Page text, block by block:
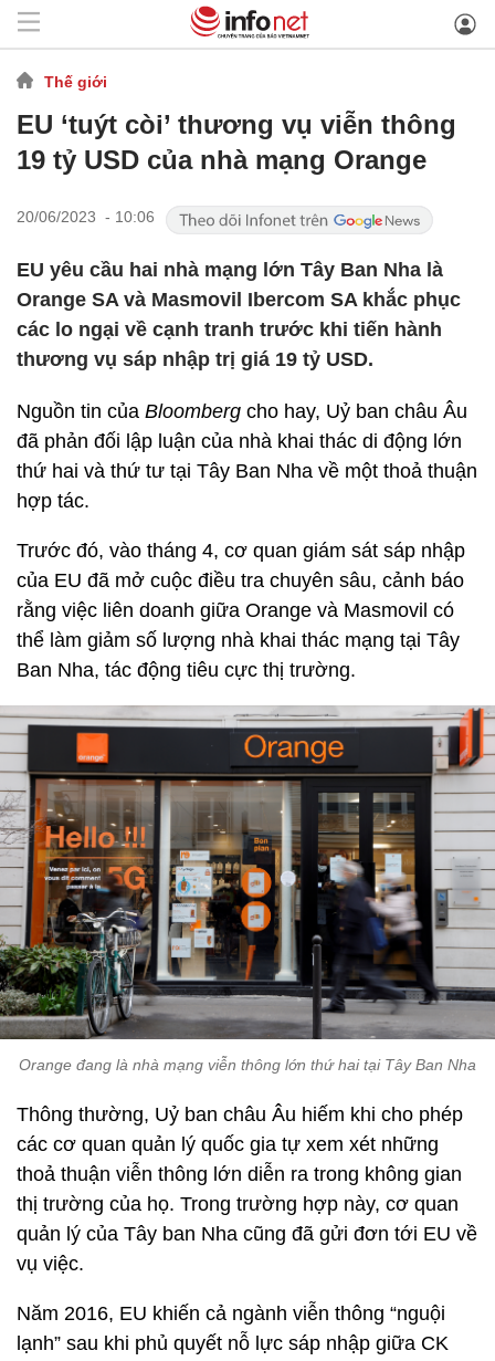
Thế giới
EU ‘tuýt còi’ thương vụ viễn thông
19 tỷ USD của nhà mạng Orange
20/06/2023 - 10:06
EU yêu cầu hai nhà mạng lớn Tây Ban Nha là
Orange SA và Masmovil Ibercom SA khắc phục
các lo ngại về cạnh tranh trước khi tiến hành
thương vụ sáp nhập trị giá 19 tỷ USD.
Nguồn tin của Bloomberg cho hay, Uỷ ban châu Âu
đã phản đối lập luận của nhà khai thác di động lớn
thứ hai và thứ tư tại Tây Ban Nha về một thoả thuận
hợp tác.
Trước đó, vào tháng 4, cơ quan giám sát sáp nhập
của EU đã mở cuộc điều tra chuyên sâu, cảnh báo
rằng việc liên doanh giữa Orange và Masmovil có
thể làm giảm số lượng nhà khai thác mạng tại Tây
Ban Nha, tác động tiêu cực thị trường.
Orange đang là nhà mạng viễn thông lớn thứ hai tại Tây Ban Nha
Thông thường, Uỷ ban châu Âu hiếm khi cho phép
các cơ quan quản lý quốc gia tự xem xét những
thoả thuận viễn thông lớn diễn ra trong không gian
thị trường của họ. Trong trường hợp này, cơ quan
quản lý của Tây ban Nha cũng đã gửi đơn tới EU về
vụ việc.
Năm 2016, EU khiến cả ngành viễn thông “nguội
lạnh” sau khi phủ quyết nỗ lực sáp nhập giữa CK